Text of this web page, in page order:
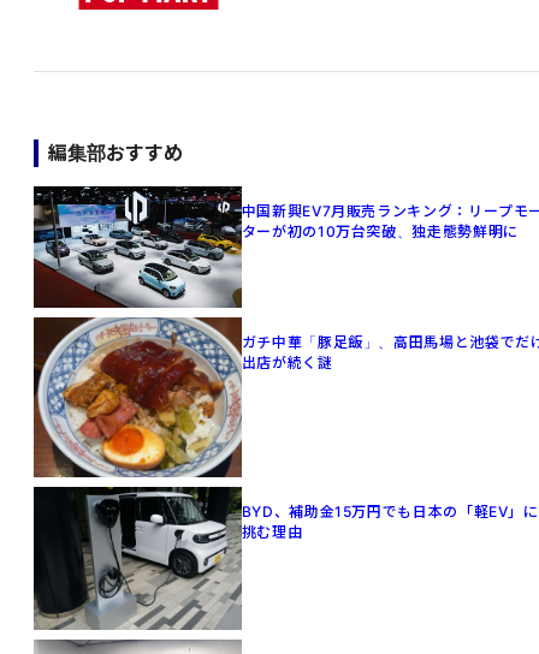
編集部おすすめ
中国新興EV7月販売ランキング：リープモ
ターが初の10万台突破、独走態勢鮮明に
ガチ中華「豚足飯」、高田馬場と池袋でだ
出店が続く謎
BYD、補助金15万円でも日本の「軽EV」に
挑む理由